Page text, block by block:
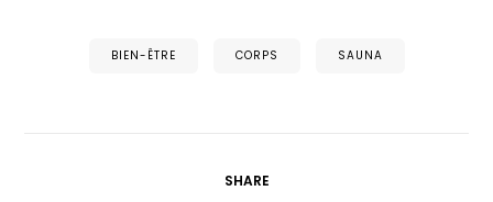
BIEN-ÊTRE CORPS SAUNA
SHARE